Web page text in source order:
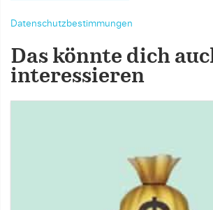
Datenschutzbestimmungen
Das könnte dich
interessieren